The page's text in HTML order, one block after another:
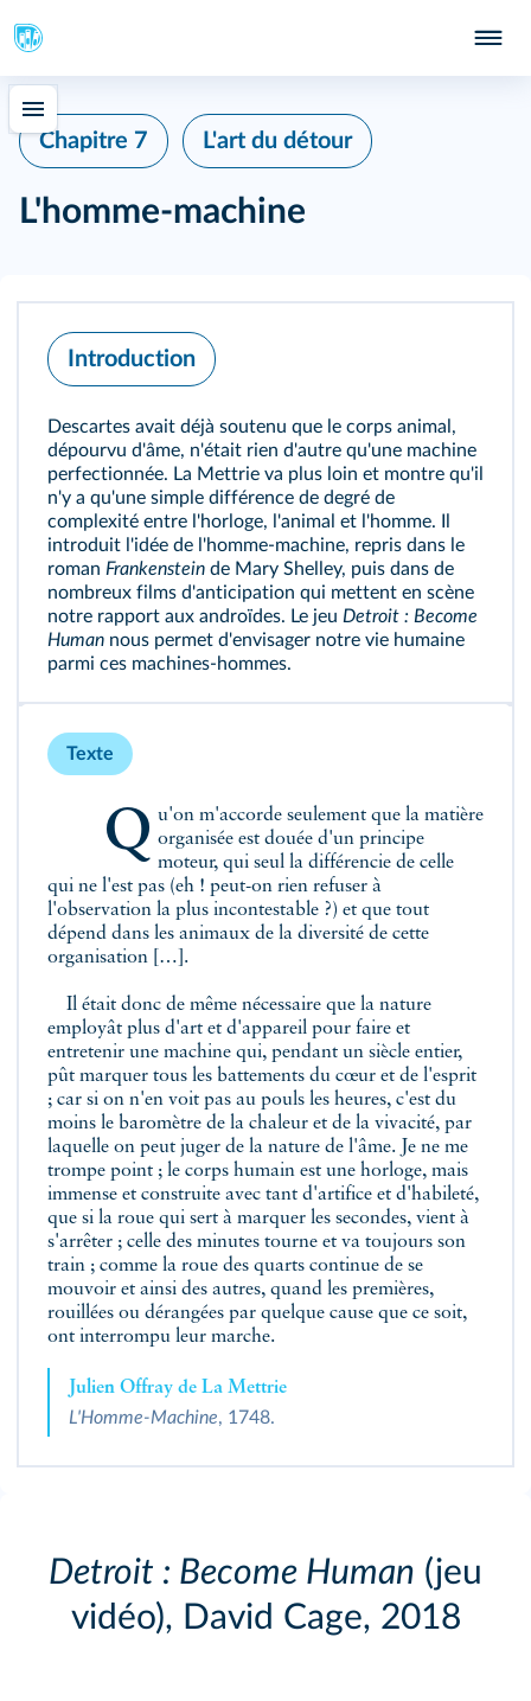
Chapitre 7 L'art du détour
L'homme-machine
Introduction
Descartes avait déjà soutenu que le corps animal,
dépourvu d'âme, n'était rien d'autre qu'une machine
perfectionnée. La Mettrie va plus loin et montre qu'il
n'y a qu'une simple différence de degré de
complexité entre l'horloge, l'animal et l'homme. Il
introduit l'idée de l'homme-machine, repris dans le
roman Frankenstein de Mary Shelley, puis dans de
nombreux films d'anticipation qui mettent en scène
notre rapport aux androïdes. Le jeu Detroit : Become
Human nous permet d'envisager notre vie humaine
parmi ces machines‑hommes.
Texte
Qu'on m'accorde seulement que la matière organisée est douée d'un principe
moteur, qui seul la différencie de celle
qui ne l'est pas (eh ! peut-on rien refuser à
l'observation la plus incontestable ?) et que tout
dépend dans les animaux de la diversité de cette
organisation […].
Il était donc de même nécessaire que la nature
employât plus d'art et d'appareil pour faire et
entretenir une machine qui, pendant un siècle entier,
pût marquer tous les battements du cœur et de l'esprit
; car si on n'en voit pas au pouls les heures, c'est du
moins le baromètre de la chaleur et de la vivacité, par
laquelle on peut juger de la nature de l'âme. Je ne me
trompe point ; le corps humain est une horloge, mais
immense et construite avec tant d'artifice et d'habileté,
que si la roue qui sert à marquer les secondes, vient à
s'arrêter ; celle des minutes tourne et va toujours son
train ; comme la roue des quarts continue de se
mouvoir et ainsi des autres, quand les premières,
rouillées ou dérangées par quelque cause que ce soit,
ont interrompu leur marche.
Julien Offray de La Mettrie
L'Homme-Machine, 1748.
Detroit : Become Human (jeu
vidéo), David Cage, 2018